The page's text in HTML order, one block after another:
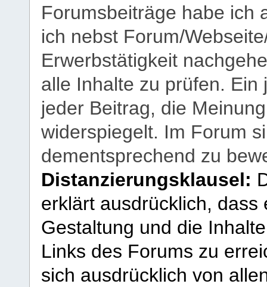
Forumsbeiträge habe ich
ich nebst Forum/
Erwerbstätigkeit
alle Inhalte zu prüfen.
jeder Beitrag, die
widerspiegelt. Im Forum
dementsprechend zu
Distanzierungsklausel:
erklärt ausdrücklich,
Gestaltung und die
Links des Forums zu
sich ausdrücklich von